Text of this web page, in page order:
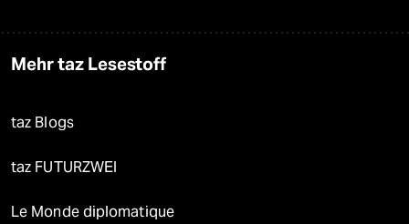
Mehr taz Lesestoff
taz Blogs
taz FUTURZWEI
Le Monde diplomatique